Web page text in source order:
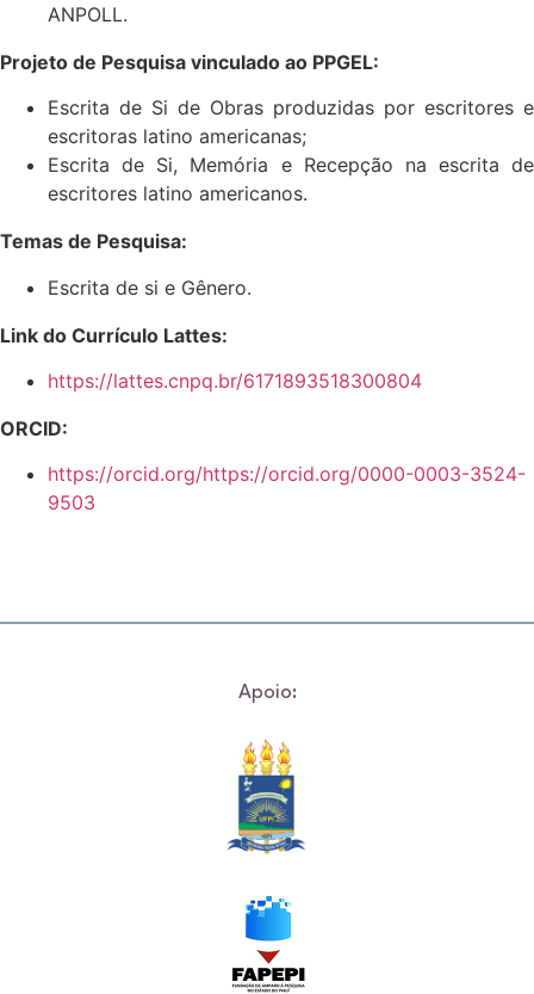
ANPOLL.
Projeto de Pesquisa vinculado ao PPGEL:
Escrita de Si de Obras produzidas por escritores e
escritoras latino americanas;
Escrita de Si, Memória e Recepção na escrita de
escritores latino americanos.
Temas de Pesquisa:
Escrita de si e Gênero.
Link do Currículo Lattes:
https://lattes.cnpq.br/6171893518300804
ORCID:
https://orcid.org/https://orcid.org/0000-0003-3524-
9503
Apoio: